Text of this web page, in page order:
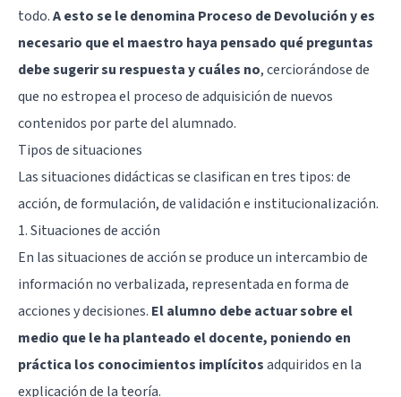
todo.A esto se le denomina Proceso de Devolución y es
necesario que el maestro haya pensado qué preguntas
debe sugerir su respuesta y cuáles no, cerciorándose de
que no estropea el proceso de adquisición de nuevos
contenidos por parte del alumnado.
Tipos de situaciones
Las situaciones didácticas se clasifican en tres tipos: de
acción, de formulación, de validación e institucionalización.
1. Situaciones de acción
En las situaciones de acción se produce un intercambio de
información no verbalizada, representada en forma de
acciones y decisiones. El alumno debe actuar sobre el
medio que le ha planteado el docente, poniendo en
práctica los conocimientos implícitosadquiridos en la
explicación de la teoría.